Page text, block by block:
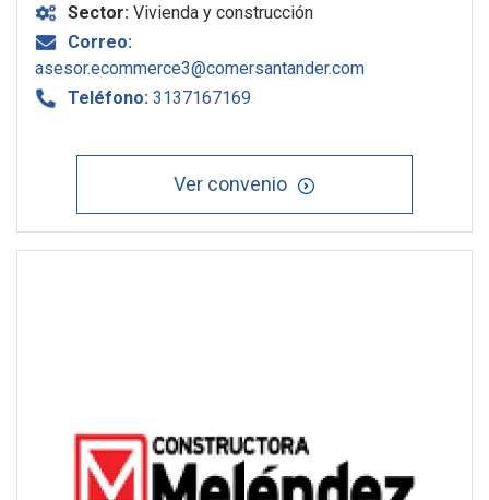
Sector: Vivienda y construcción
Correo:
asesor.ecommerce3@comersantander.com
Teléfono: 3137167169
Ver convenio